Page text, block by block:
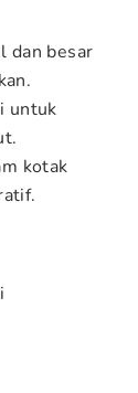
dan besar
untuk
kotak